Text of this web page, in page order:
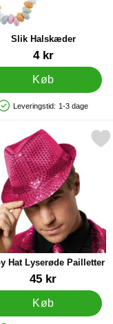
Slik Halskæder
4 kr
Køb
Produkttilgængelighed: På lager
Leveringstid: 1-3 dage
favorit
Hat Lyserøde Pailletter
45 kr
Køb
Markér trilby Hat